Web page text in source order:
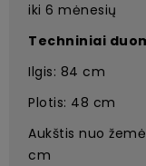
iki 6 mėnesių
Techniniai
Ilgis: 84 cm
Plotis: 48 cm
Aukštis nuo
cm